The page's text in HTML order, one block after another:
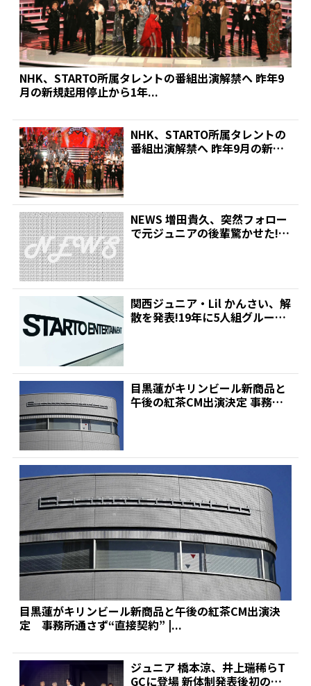
NHK、STARTO所属タレントの番組出演解禁へ 昨年9
月の新規起用停止から1年...
NHK、STARTO所属タレントの
番組出演解禁へ 昨年9月の新規
NEWS 増田貴久、突然フォロー
で元ジュニアの後輩驚かせた!
関西ジュニア・Lil かんさい、解
散を発表!19年に5人組グループ
目黒蓮がキリンビール新商品と
午後の紅茶CM出演決定 事務所
目黒蓮がキリンビール新商品と午後の紅茶CM出演決
定 事務所通さず“直接契約” |...
ジュニア 橋本涼、井上瑞稀らT
GCに登場 新体制発表後初の公